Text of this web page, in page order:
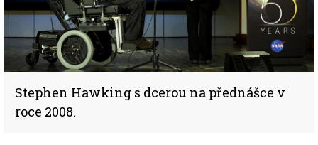
Stephen Hawking s dcerou na přednášce v
roce 2008.